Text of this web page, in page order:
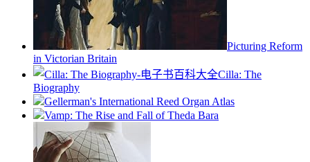
Picturing Reform
in Victorian Britain
Cilla: The
Biography
Gellerman's International Reed Organ Atlas
Vamp: The Rise and Fall of Theda Bara